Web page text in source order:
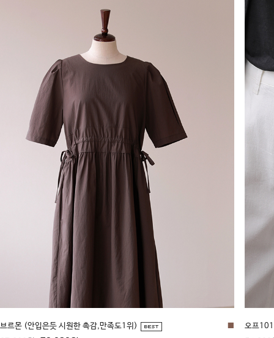
브르몬 (안입은듯 시원한 촉감,만족도1위) 오프101